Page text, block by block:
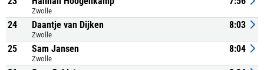
Zwolle
24 Daantje van Dijken
Zwolle
8:03
25 Sam Jansen
Zwolle
8:04